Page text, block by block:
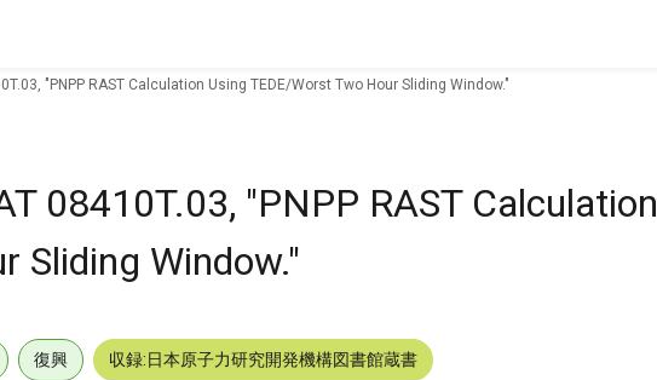
"PNPP RAST Calculation Using TEDE/Worst Two Hour Sliding Window."
08410T.03, "PNPP RAST Calculation
Sliding Window."
復興 収録:日本原子力研究開発機構図書館蔵書